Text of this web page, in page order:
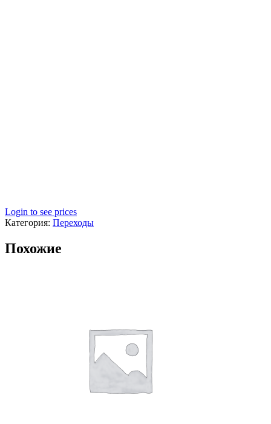
Login to see prices
Категория: Переходы
Похожие